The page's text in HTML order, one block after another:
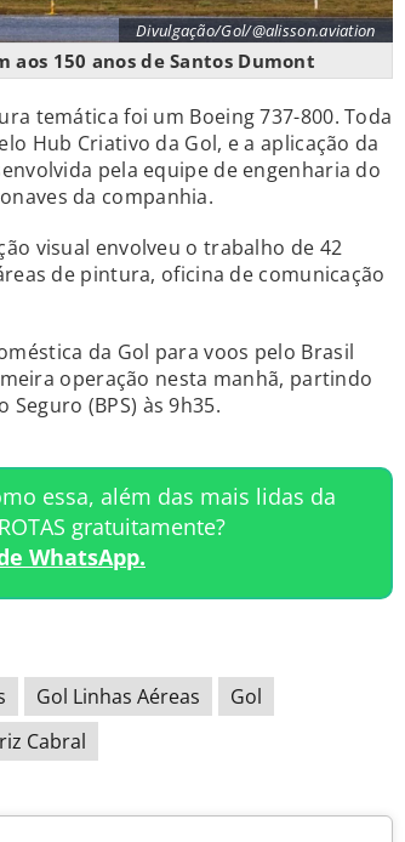
Divulgação/Gol/@alisson.aviation
aos 150 anos de Santos Dumont
temática foi um Boeing 737-800. Toda
Hub Criativo da Gol, e a aplicação da
pela equipe de engenharia do
da companhia.
visual envolveu o trabalho de 42
de pintura, oficina de comunicação
da Gol para voos pelo Brasil
operação nesta manhã, partindo
(BPS) às 9h35.
essa, além das mais lidas da
gratuitamente?
WhatsApp.
Gol Linhas Aéreas
Gol
Cabral